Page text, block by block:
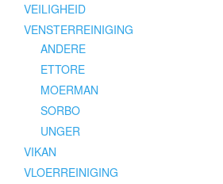
VEILIGHEID
VENSTERREINIGING
ANDERE
ETTORE
MOERMAN
SORBO
UNGER
VIKAN
VLOERREINIGING